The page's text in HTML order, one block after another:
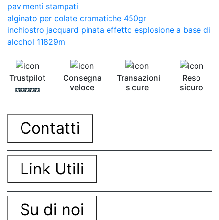
pavimenti stampati
alginato per colate cromatiche 450gr
inchiostro jacquard pinata effetto esplosione a base di
alcohol 11829ml
Trustpilot
Consegna
veloce
Transazioni
sicure
Reso
sicuro
Contatti
Link Utili
Su di noi